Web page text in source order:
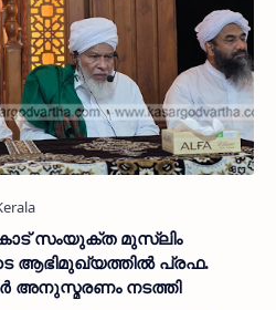
സംയുക്ത മുസ്ലിം
ആഭിമുഖ്യത്തിൽ പ്രഫ.
അനുസ്മരണം നടത്തി